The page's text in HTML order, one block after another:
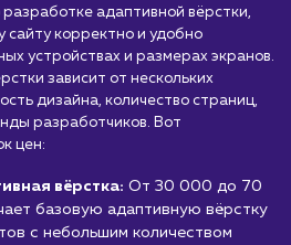
бюджетом.
необходима
для каждого
требует уникальной
подойти, так как она
на универсальность